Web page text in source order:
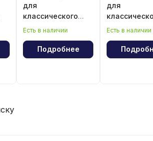
для
классического
волейбола для
Есть в наличии
Подробнее
для
волейбола
Есть в наличии